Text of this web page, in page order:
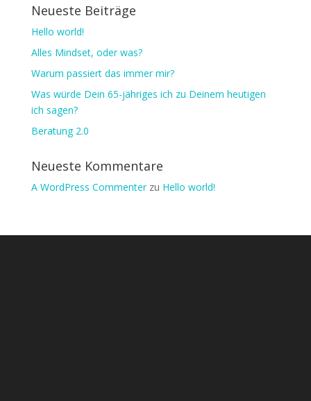
Neueste Beiträge
Hello world!
Alles Mindset, oder was?
Warum passiert das immer mir?
Was würde Dein 65-jähriges ich zu Deinem heutigen
ich sagen?
Beratung 2.0
Neueste Kommentare
A WordPress Commenterzu Hello world!